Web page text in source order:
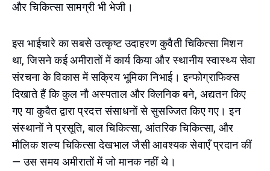
और चिकित्सा सामग्री भी भेजी।
इस भाईचारे का सबसे उत्कृष्ट उदाहरण कुवैती चिकित्सा मिशन
था, जिसने कई अमीरातों में कार्य किया और स्थानीय स्वास्थ्य सेवा
संरचना के विकास में सक्रिय भूमिका निभाई। इन्फोग्राफिक्स
दिखाते हैं कि कुल नौ अस्पताल और क्लिनिक बने, अद्यतन किए
गए या कुवैत द्वारा प्रदत्त संसाधनों से सुसज्जित किए गए। इन
संस्थानों ने प्रसूति, बाल चिकित्सा, आंतरिक चिकित्सा, और
मौलिक शल्य चिकित्सा देखभाल जैसी आवश्यक सेवाएँ प्रदान कीं
— उस समय अमीरातों में जो मानक नहीं थे।